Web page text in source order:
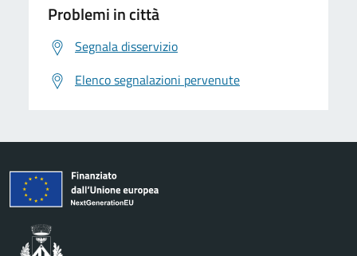
Problemi in città
Segnala disservizio
Elenco segnalazioni pervenute